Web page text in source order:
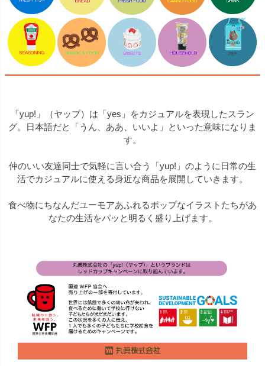
「yup!」（ヤップ）は「yes」をカジュアルを表現したスラン
グ。日本語だと「うん、ああ、いいよ」といった意味になりま
す。
仲のいい友達同士で気軽に言い合う「yup!」のように日常の生
活でカジュアルに使える身近な商品を展開していきます。
食べ物にちなんだユーモアあふれるポップなイラストたちがあ
なたの生活をパッと明るく盛り上げます。